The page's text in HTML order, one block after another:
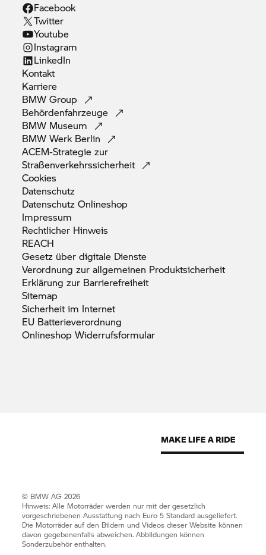
Facebook
Twitter
Youtube
Instagram
LinkedIn
Kontakt
Karriere
BMWGroup
Behördenfahrzeuge
BMW Museum
BMW Werk Berlin
ACEM-Strategie zur
Straßenverkehrssicherheit
Cookies
Datenschutz
DatenschutzOnlineshop
Impressum
Rechtlicher Hinweis
REACH
Gesetz über digitale Dienste
Verordnung zur allgemeinen Produktsicherheit
Erklärung zur Barrierefreiheit
Sitemap
Sicherheit im Internet
EU Batterieverordnung
OnlineshopWiderrufsformular
© BMW AG 2026
Hinweis: Alle Motorräder werden nur mit der gesetzlich
vorgeschriebenen Ausstattung nach Euro 5 Standard ausgeliefert.
Die Motorräder auf den Bildern und Videos dieser Website können
davon gegebenenfalls abweichen. Abbildungen können
Sonderzubehör enthalten.